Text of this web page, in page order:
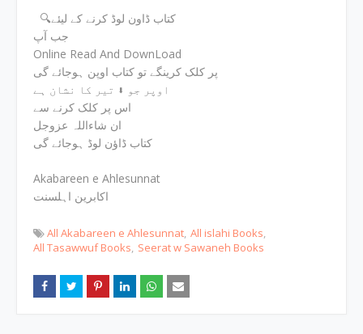
🔍کتاب ڈاون لوڈ کرنے کے لیئے
جب آپ
Online Read And DownLoad
پر کلک کرینگے تو کتاب اوپن ہوجائے گی
اوپر جو ⬇ تیر کا نشان ہے
اس پر کلک کرنے سے
ان شاءاللہ عزوجل
کتاب ڈاؤن لوڈ ہوجائے گی
Akabareen e Ahlesunnat
All Akabareen e Ahlesunnat All islahi Books
All Tasawwuf Books Seerat w Sawaneh Books